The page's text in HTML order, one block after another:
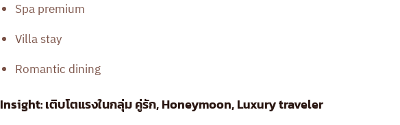
Spa premium
Villa stay
Romantic dining
Insight: เติบโตแรงในกลุ่ม คู่รัก, Honeymoon, Luxury traveler